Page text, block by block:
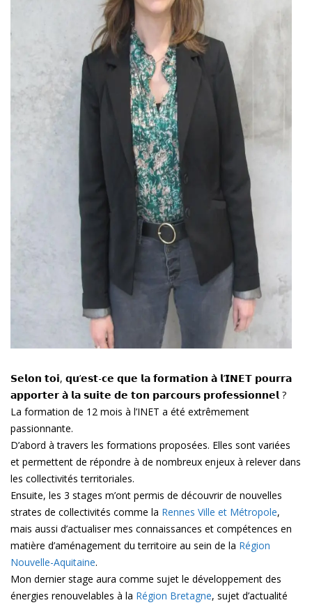
𝗦𝗲𝗹𝗼𝗻 𝘁𝗼𝗶, 𝗾𝘂’𝗲𝘀𝘁-𝗰𝗲 𝗾𝘂𝗲 𝗹𝗮 𝗳𝗼𝗿𝗺𝗮𝘁𝗶𝗼𝗻 𝗮̀ 𝗹’𝗜𝗡𝗘𝗧 𝗽𝗼𝘂𝗿𝗿𝗮
𝗮𝗽𝗽𝗼𝗿𝘁𝗲𝗿 𝗮̀ 𝗹𝗮 𝘀𝘂𝗶𝘁𝗲 𝗱𝗲 𝘁𝗼𝗻 𝗽𝗮𝗿𝗰𝗼𝘂𝗿𝘀 𝗽𝗿𝗼𝗳𝗲𝘀𝘀𝗶𝗼𝗻𝗻𝗲𝗹 ?
La formation de 12 mois à l’INET a été extrêmement
passionnante.
D’abord à travers les formations proposées. Elles sont variées
et permettent de répondre à de nombreux enjeux à relever dans
les collectivités territoriales.
Ensuite, les 3 stages m’ont permis de découvrir de nouvelles
strates de collectivités comme la Rennes Ville et Métropole,
mais aussi d’actualiser mes connaissances et compétences en
matière d’aménagement du territoire au sein de la Région
Nouvelle-Aquitaine.
Mon dernier stage aura comme sujet le développement des
énergies renouvelables à la Région Bretagne, sujet d’actualité